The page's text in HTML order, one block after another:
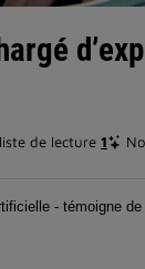
de lecture 1
- témoigne